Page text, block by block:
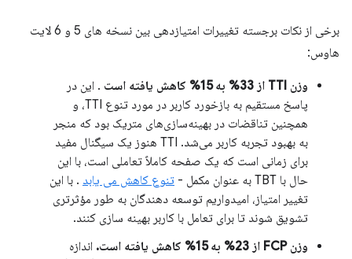
برخی از نکات برجسته تغییرات امتیازدهی بین نسخه های 5 و 6 لایت
هاوس:
وزن TTI از 33% به 15% کاهش یافته است
. این در
پاسخ مستقیم به بازخورد کاربر در مورد تنوع TTI، و
همچنین تناقضات در بهینه‌سازی‌های متریک بود که منجر
به بهبود تجربه کاربر می‌شد. TTI هنوز یک سیگنال مفید
برای زمانی است که یک صفحه کاملاً تعاملی است، با این
حال با TBT به عنوان مکمل -
تنوع کاهش می یابد . با این
تغییر امتیاز، امیدواریم توسعه دهندگان به طور مؤثرتری
تشویق شوند تا برای تعامل با کاربر بهینه سازی کنند.
وزن FCP از 23% به 15% کاهش یافته است.
اندازه